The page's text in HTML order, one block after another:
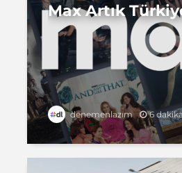
Max Artık
denemenlazım 6